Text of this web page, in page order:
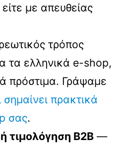
με απευθείας
τρόπος
τα ελληνικά e-shop,
πρόστιμα. Γράψαμε
σημαίνει πρακτικά
σας.
τιμολόγηση B2B —